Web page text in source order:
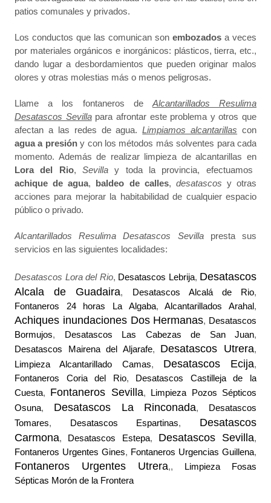
patios comunales y privados.
Los conductos que las comunican son embozados a veces
por materiales orgánicos e inorgánicos: plásticos, tierra, etc.,
dando lugar a desbordamientos que pueden originar malos
olores y otras molestias más o menos peligrosas.
Llame a los fontaneros de Alcantarillados Resulima
Desatascos Sevillapara afrontar este problema y otros que
afectan a las redes de agua.Limpiamos alcantarillas con
agua a presióny con los métodos más solventes para cada
momento. Además de realizar limpieza de alcantarillas en
Lora del Rio,Sevilla y toda la provincia, efectuamos
achique de agua, baldeo de calles, desatascos y otras
acciones para mejorar la habitabilidad de cualquier espacio
público o privado.
Alcantarillados Resulima Desatascos Sevillapresta sus
servicios en las siguientes localidades:
Desatascos Lora del Rio, Desatascos Lebrija, Desatascos
Alcala de Guadaira, Desatascos Alcalá de Rio,
Fontaneros 24 horas La Algaba,Alcantarillados Arahal,
Achiques inundaciones Dos Hermanas, Desatascos
Bormujos, Desatascos Las Cabezas de San Juan,
Desatascos Mairena del Aljarafe, Desatascos Utrera,
Limpieza Alcantarillado Camas, Desatascos Ecija,
Fontaneros Coria del Rio, Desatascos Castilleja de la
Cuesta, Fontaneros Sevilla, Limpieza Pozos Sépticos
Osuna, Desatascos La Rinconada, Desatascos
Tomares, Desatascos Espartinas, Desatascos
Carmona, Desatascos Estepa, Desatascos Sevilla,
Fontaneros Urgentes Gines, Fontaneros Urgencias Guillena,
Fontaneros Urgentes Utrera,, Limpieza Fosas
Sépticas Morón de la Frontera